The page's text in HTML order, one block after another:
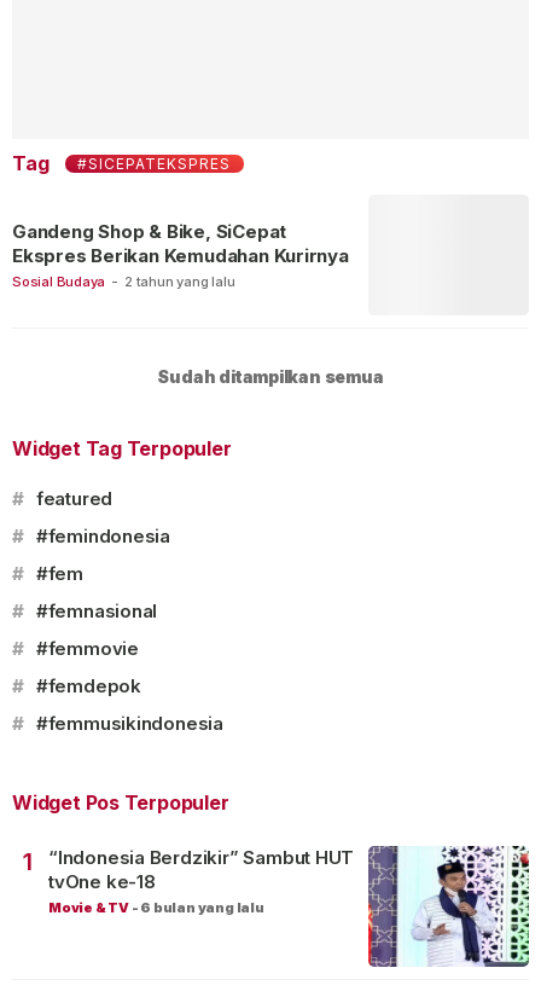
Tag #SICEPATEKSPRES
Sosial Budaya - 2 tahun yang lalu
Gandeng Shop & Bike, SiCepat
Ekspres Berikan Kemudahan Kurirnya
Sudah ditampilkan semua
Widget Tag Terpopuler
# featured
# #femindonesia
# #fem
# #femnasional
# #femmovie
# #femdepok
# #femmusikindonesia
Widget Pos Terpopuler
1
“Indonesia Berdzikir” Sambut HUT
tvOne ke-18
Movie & TV - 6 bulan yang lalu